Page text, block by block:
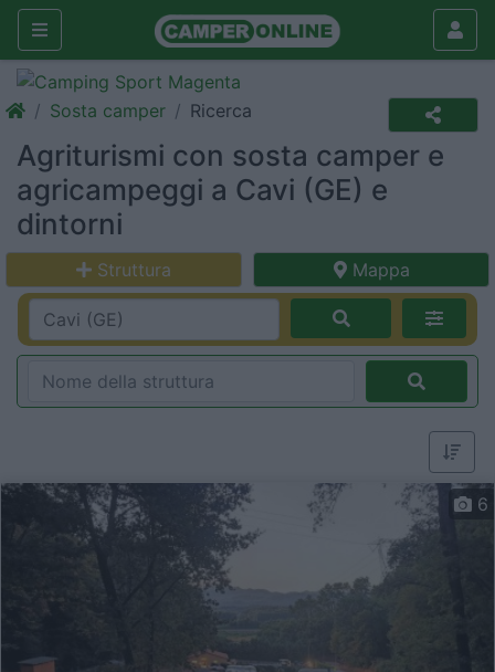
Sosta camper Ricerca
Agriturismi con sosta camper e
agricampeggi a Cavi (GE) e
dintorni
Struttura Mappa
6